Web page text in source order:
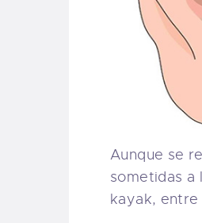
Aunque se
sometidas a
kayak, entre